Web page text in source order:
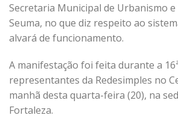
Secretaria Municipal de Urbanismo
Seuma, no que diz respeito ao
alvará de funcionamento.
A manifestação foi feita durante a
representantes da Redesimples no
manhã desta quarta-feira (20), na
Fortaleza.